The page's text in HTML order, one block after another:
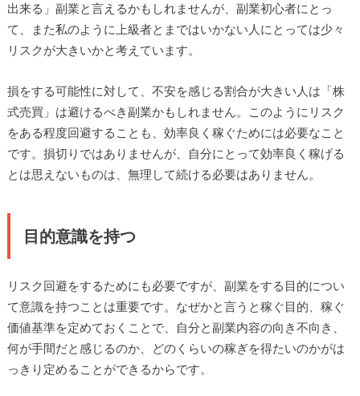
出来る」副業と言えるかもしれませんが、副業初心者にとっ
て、また私のように上級者とまではいかない人にとっては少々
リスクが大きいかと考えています。
損をする可能性に対して、不安を感じる割合が大きい人は「株
式売買」は避けるべき副業かもしれません。このようにリスク
をある程度回避することも、効率良く稼ぐためには必要なこと
です。損切りではありませんが、自分にとって効率良く稼げる
とは思えないものは、無理して続ける必要はありません。
目的意識を持つ
リスク回避をするためにも必要ですが、副業をする目的につい
て意識を持つことは重要です。なぜかと言うと稼ぐ目的、稼ぐ
価値基準を定めておくことで、自分と副業内容の向き不向き、
何が手間だと感じるのか、どのくらいの稼ぎを得たいのかがは
っきり定めることができるからです。